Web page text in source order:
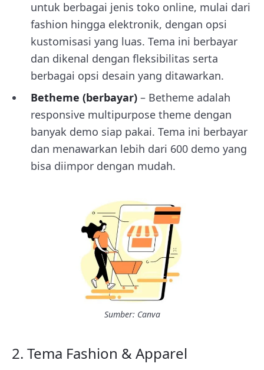
untuk berbagai jenis toko online, mulai dari
fashion hingga elektronik, dengan opsi
kustomisasi yang luas. Tema ini berbayar
dan dikenal dengan fleksibilitas serta
berbagai opsi desain yang ditawarkan.
Betheme (berbayar) – Betheme adalah
responsive multipurpose theme dengan
banyak demo siap pakai. Tema ini berbayar
dan menawarkan lebih dari 600 demo yang
bisa diimpor dengan mudah.
Sumber: Canva
2. Tema Fashion & Apparel